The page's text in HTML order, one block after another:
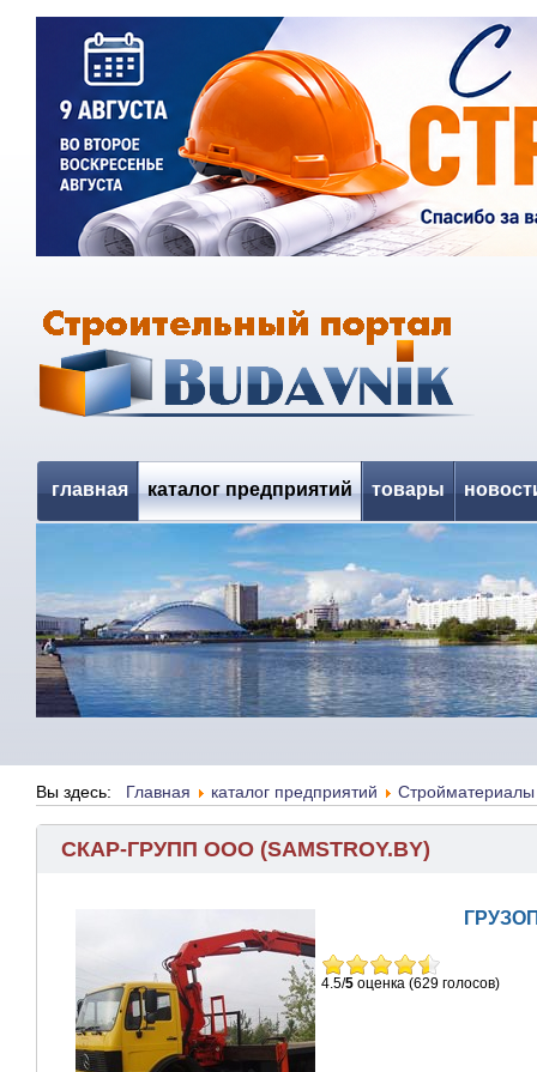
главная каталог предприятий товары
Вы здесь: Главная каталог предприятий
СКАР-ГРУПП ООО (SAMSTROY.BY)
4.5/5 оценка (629 голосов)